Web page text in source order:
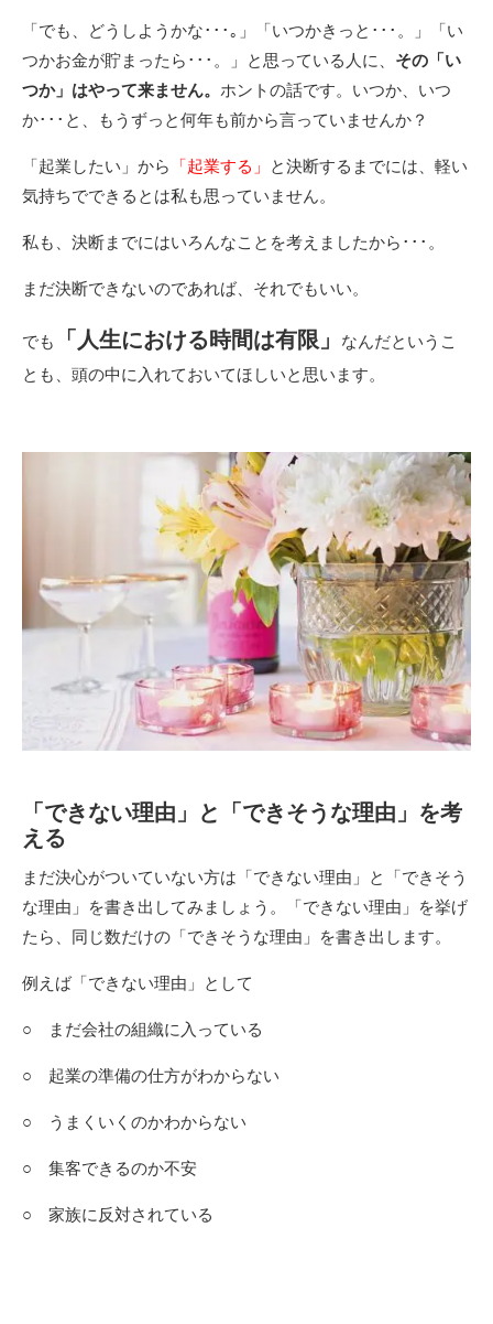
「でも、どうしようかな･･･｡」「いつかきっと･･･。」「い
つかお金が貯まったら･･･。」と思っている人に、 その「い
つか」はやって来ません。 ホントの話です。いつか、いつ
か･･･と、もうずっと何年も前から言っていませんか？
「起業したい」から 「起業する」
と決断するまでには、軽い
気持ちでできるとは私も思っていません。
私も、決断までにはいろんなことを考えましたから･･･。
まだ決断できないのであれば、それでもいい。
でも 「人生における時間は有限」
なんだというこ
とも、頭の中に入れておいてほしいと思います。
「できない理由」と「できそうな理由」を考
える
まだ決心がついていない方は「できない理由」と「できそう
な理由」を書き出してみましょう。「できない理由」を挙げ
たら、同じ数だけの「できそうな理由」を書き出します。
例えば「できない理由」として
○ まだ会社の組織に入っている
○ 起業の準備の仕方がわからない
○ うまくいくのかわからない
○ 集客できるのか不安
○ 家族に反対されている